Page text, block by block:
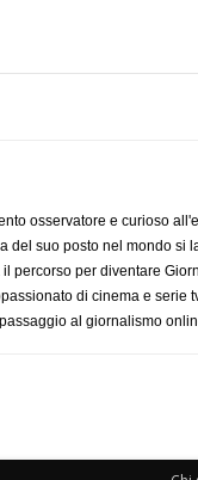
osservatore e curioso
del suo posto nel mondo si
percorso per diventare
di cinema e serie
al giornalismo